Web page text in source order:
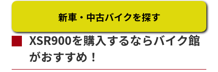
新車・中古バイクを探す
XSR900を購入するならバイク館
がおすすめ！